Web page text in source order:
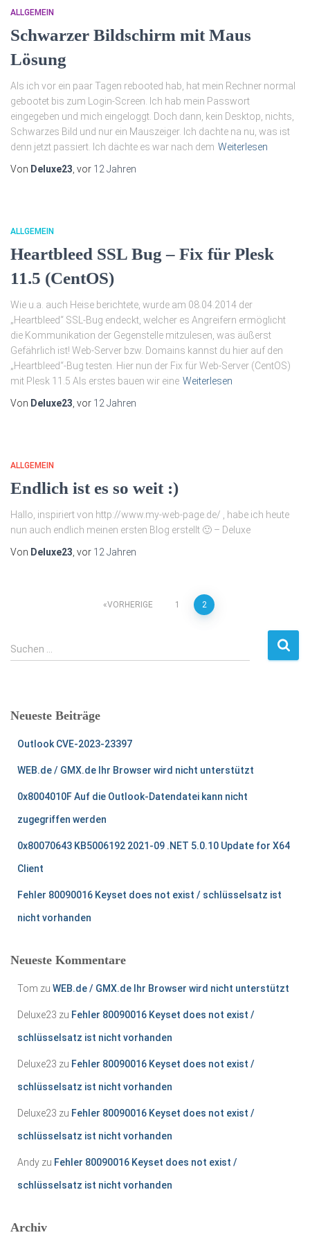
ALLGEMEIN
Schwarzer Bildschirm mit Maus
Lösung
Als ich vor ein paar Tagen rebooted hab, hat mein Rechner normal
gebootet bis zum Login-Screen. Ich hab mein Passwort
eingegeben und mich eingeloggt. Doch dann, kein Desktop, nichts,
Schwarzes Bild und nur ein Mauszeiger. Ich dachte na nu, was ist
denn jetzt passiert. Ich dächte es war nach dem Weiterlesen
Von Deluxe23 , vor 12 Jahren
ALLGEMEIN
Heartbleed SSL Bug – Fix für Plesk
11.5 (CentOS)
Wie u.a. auch Heise berichtete, wurde am 08.04.2014 der
„Heartbleed“ SSL-Bug endeckt, welcher es Angreifern ermöglicht
die Kommunikation der Gegenstelle mitzulesen, was äußerst
Gefährlich ist! Web-Server bzw. Domains kannst du hier auf den
„Heartbleed“-Bug testen. Hier nun der Fix für Web-Server (CentOS)
mit Plesk 11.5 Als erstes bauen wir eine Weiterlesen
Von Deluxe23 , vor 12 Jahren
ALLGEMEIN
Endlich ist es so weit :)
Hallo, inspiriert von http://www.my-web-page.de/ , habe ich heute
nun auch endlich meinen ersten Blog erstellt 🙂 – Deluxe
Von Deluxe23 , vor 12 Jahren
Seitennummerierung
der
VORHERIGE 1 2
S
u
n
Suchen …
Neueste Beiträge
Outlook CVE-2023-23397
WEB.de / GMX.de Ihr Browser wird nicht unterstützt
0x8004010F Auf die Outlook-Datendatei kann nicht
zugegriffen werden
0x80070643 KB5006192 2021-09 .NET 5.0.10 Update for X64
Client
Fehler 80090016 Keyset does not exist / schlüsselsatz ist
nicht vorhanden
Neueste Kommentare
Tom zu WEB.de / GMX.de Ihr Browser wird nicht unterstützt
Deluxe23 zu Fehler 80090016 Keyset does not exist /
schlüsselsatz ist nicht vorhanden
Deluxe23 zu Fehler 80090016 Keyset does not exist /
schlüsselsatz ist nicht vorhanden
Deluxe23 zu Fehler 80090016 Keyset does not exist /
schlüsselsatz ist nicht vorhanden
Andy zu Fehler 80090016 Keyset does not exist /
schlüsselsatz ist nicht vorhanden
Archiv